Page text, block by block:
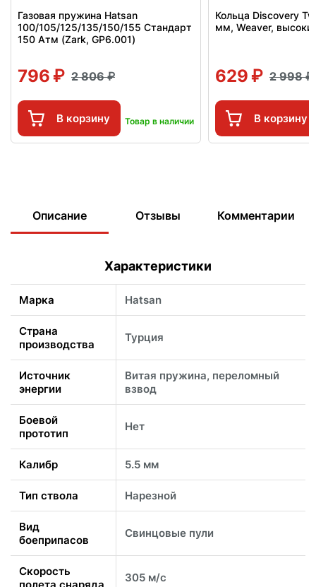
Газовая пружина Hatsan
100/105/125/135/150/155 Стандарт
150 Атм (Zark, GP6.001)
796 2 806
В корзину Товар в наличии
Кольца Discovery
мм, Weaver,
629 2 998
В корзину
Описание Отзывы Комментарии
Характеристики
Марка Hatsan
Страна
производства
Турция
Источник
энергии
Витая пружина, переломный
взвод
Боевой
прототип
Нет
Калибр 5.5 мм
Тип ствола Нарезной
Вид
боеприпасов
Свинцовые пули
Скорость
305 м/с